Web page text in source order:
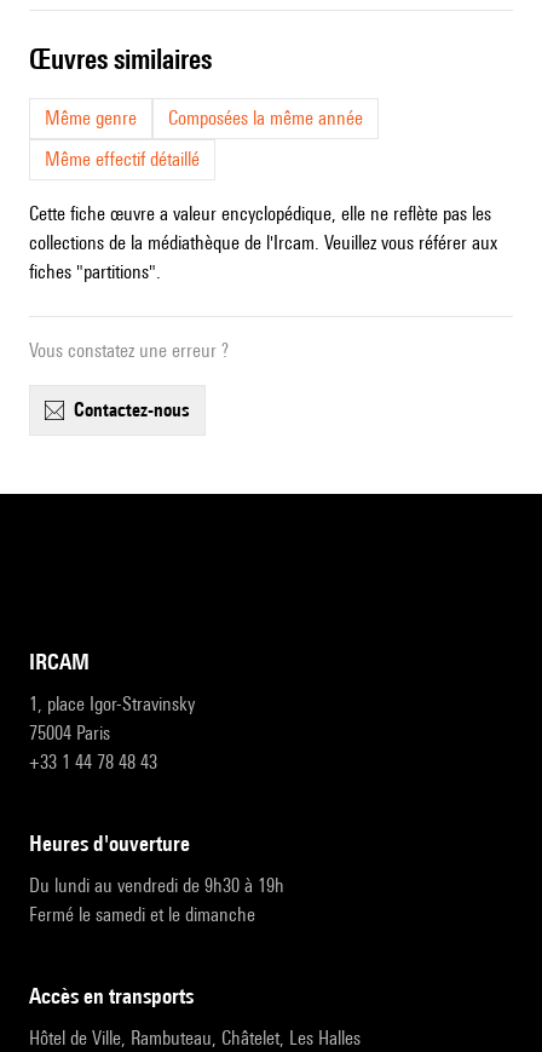
œuvres similaires
Même genre
Composées la même année
Même effectif détaillé
Cette fiche œuvre a valeur encyclopédique, elle ne reflète pas les
collections de la médiathèque de l'Ircam. Veuillez vous référer aux
fiches "partitions".
Vous constatez une erreur ?
contactez-nous
IRCAM
1, place Igor-Stravinsky
75004 Paris
+33 1 44 78 48 43
heures d'ouverture
Du lundi au vendredi de 9h30 à 19h
Fermé le samedi et le dimanche
accès en transports
Hôtel de Ville, Rambuteau, Châtelet, Les Halles